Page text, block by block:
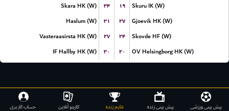
Skara HK (W)
۳۴ ۱۹
Skuru IK (W)
Haslum (W)
۳۱ ۲۷
Gjoevik HK (W)
Vasteraasirsta HK (W)
۲۷ ۲۴
Skovde HF (W)
IF Hallby HK (W)
۳۰ ۲۰ OV Helsingborg HK (W)
پیش بینی ورزشی پیش بینی زنده نتایج زنده کازینو آنلاین حساب کاربری